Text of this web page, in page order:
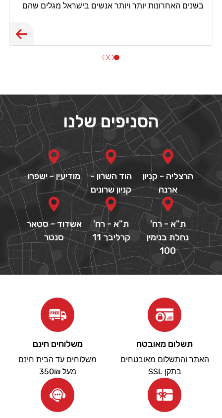
בשנים האחרונות יותר ויותר אנשים בישראל מגלים שהם
הסניפים שלנו
הרצליה - קניון
ארנה
הוד השרון -
קניון שרונים
מודיעין - ישפרו
ת"א - רח'
נחלת בנימין
100
ת"א - רח'
קרליבך 11
אשדוד - סטאר
סנטר
תשלום מאובטח
האתר והתשלום מאובטחים
בתקן SSL
משלוחים חינם
משלוחים עד הבית חינם
מעל 350₪